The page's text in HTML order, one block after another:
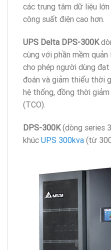
các trung tâm dữ liệu
công suất điện cao hơn.
UPS Delta DPS-300K
cùng với phần mềm
cho phép người dùng
đoán và giảm thiểu thời
hệ thống, đồng thời
(TCO).
DPS-300K(dòng series
khúc UPS 300kva (từ